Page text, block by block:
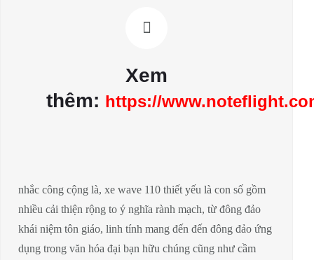
Xem
thêm: https://
nhắc công cộng là, xe wave 110 thiết yếu là con số gồm
nhiều cải thiện rộng to ý nghĩa rành mạch, từ đông đảo
khái niệm tôn giáo, linh tính mang đến đến đông đảo ứng
dụng trong văn hóa đại bạn hữu chúng cũng như cầm